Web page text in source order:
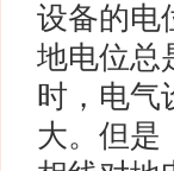
设备的电
地电位总
时，电气
大。但是